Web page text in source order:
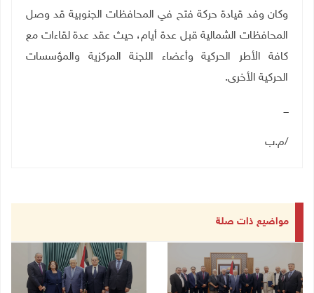
وكان وفد قيادة حركة فتح في المحافظات الجنوبية قد وصل
المحافظات الشمالية قبل عدة أيام، حيث عقد عدة لقاءات مع
كافة الأطر الحركية وأعضاء اللجنة المركزية والمؤسسات
الحركية الأخرى.
ـــ
/م.ب
مواضيع ذات صلة